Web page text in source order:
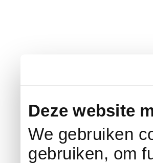
Deze website
We gebruiken
gebruiken, om